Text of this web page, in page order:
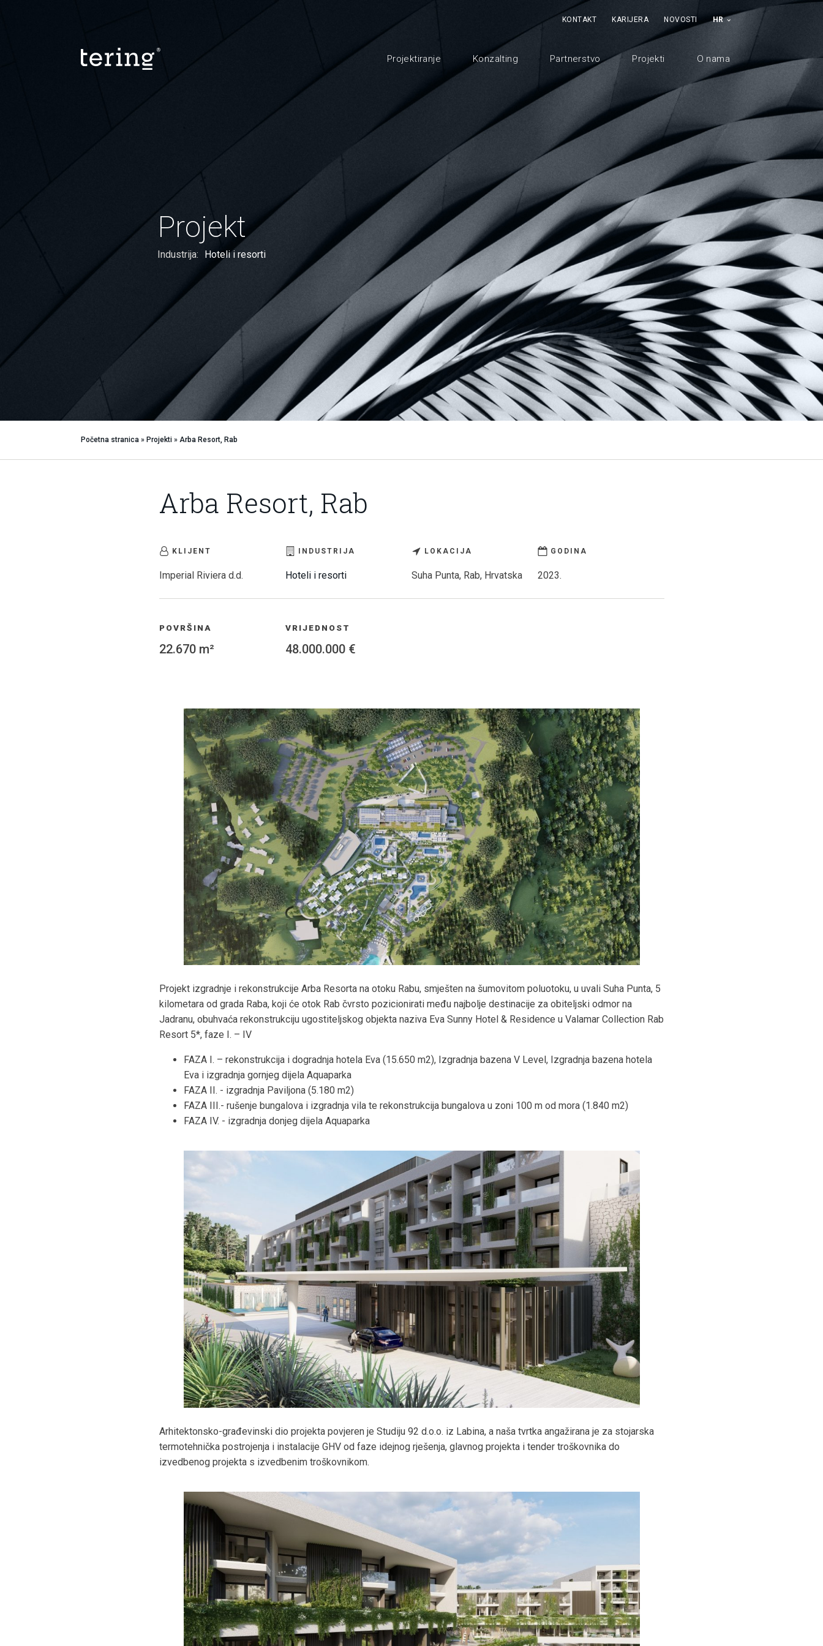
KONTAKT KARIJERA NOVOSTI HR
Projektiranje Konzalting Partnerstvo Projekti O nama
Projekt
Industrija: Hoteli i resorti
Početna stranica » Projekti » Arba Resort, Rab
Arba Resort, Rab
KLIJENT
Imperial Riviera d.d.
INDUSTRIJA
Hoteli i resorti
LOKACIJA
Suha Punta, Rab, Hrvatska
GODINA
2023.
POVRŠINA
22.670 m²
VRIJEDNOST
48.000.000 €
Projekt izgradnje i rekonstrukcije Arba Resorta na otoku Rabu, smješten na šumovitom poluotoku, u uvali Suha Punta, 5
kilometara od grada Raba, koji će otok Rab čvrsto pozicionirati među najbolje destinacije za obiteljski odmor na
Jadranu, obuhvaća rekonstrukciju ugostiteljskog objekta naziva Eva Sunny Hotel & Residence u Valamar Collection Rab
Resort 5*, faze I. – IV
FAZA I. – rekonstrukcija i dogradnja hotela Eva (15.650 m2), Izgradnja bazena V Level, Izgradnja bazena hotela
Eva i izgradnja gornjeg dijela Aquaparka
FAZA II. - izgradnja Paviljona (5.180 m2)
FAZA III.- rušenje bungalova i izgradnja vila te rekonstrukcija bungalova u zoni 100 m od mora (1.840 m2)
FAZA IV. - izgradnja donjeg dijela Aquaparka
Arhitektonsko-građevinski dio projekta povjeren je Studiju 92 d.o.o. iz Labina, a naša tvrtka angažirana je za stojarska
termotehnička postrojenja i instalacije GHV od faze idejnog rješenja, glavnog projekta i tender troškovnika do
izvedbenog projekta s izvedbenim troškovnikom.